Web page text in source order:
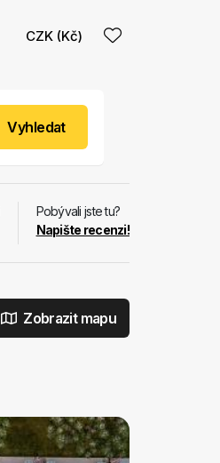
CZK (Kč)
Vyhledat
Pobývali jste tu?
Napište recenzi!
Zobrazit mapu